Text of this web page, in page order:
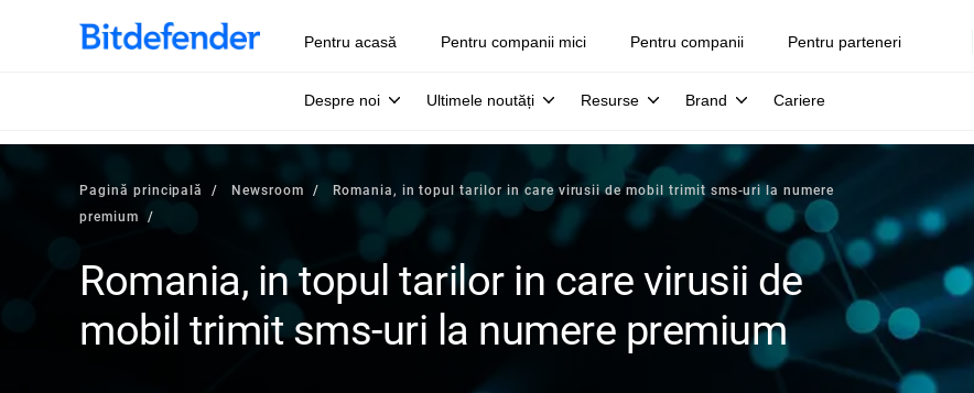
Pentru acasă Pentru companii mici Pentru companii Pentru parteneri
Despre noi Ultimele noutăți Resurse Brand Cariere
Pagină principală Newsroom
Romania, in topul tarilor in care virusii de mobil trimit sms-uri la numere
premium
Romania, in topul tarilor in care virusii de
mobil trimit sms-uri la numere premium